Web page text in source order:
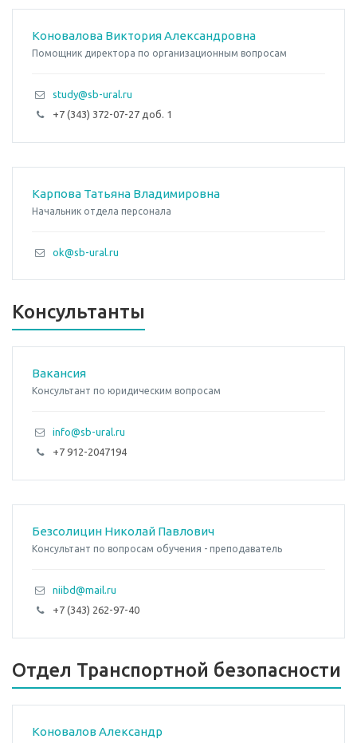
Коновалова Виктория Александровна
Помощник директора по организационным вопросам
study@sb-ural.ru
+7 (343) 372-07-27 доб. 1
Карпова Татьяна Владимировна
Начальник отдела персонала
ok@sb-ural.ru
Консультанты
Вакансия
Консультант по юридическим вопросам
info@sb-ural.ru
+7 912-2047194
Безсолицин Николай Павлович
Консультант по вопросам обучения - преподаватель
niibd@mail.ru
+7 (343) 262-97-40
Отдел Транспортной безопасности
Коновалов Александр